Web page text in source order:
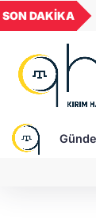
SON DAKİKA
GEL
18,1961